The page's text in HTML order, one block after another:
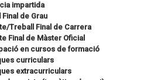
impartida
de Grau
Treball Final de Carrera
Final de Màster Oficial
en cursos de formació
curriculars
extracurriculars